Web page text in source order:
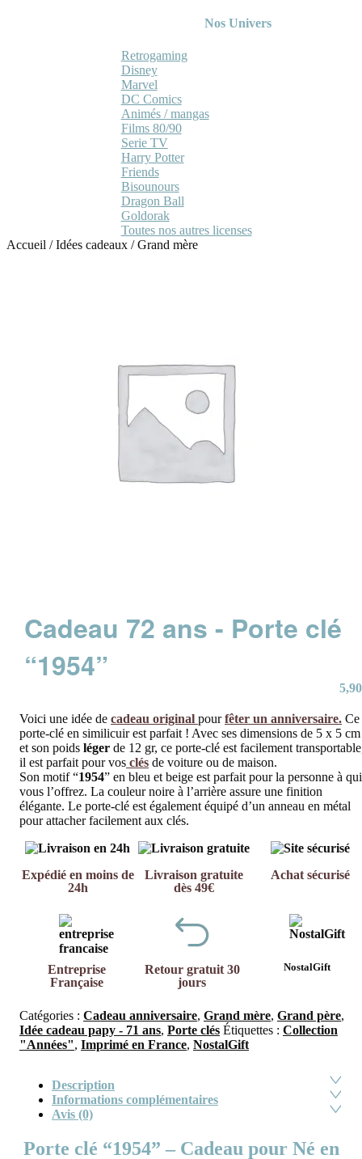
Nos Univers
Retrogaming
Disney
Marvel
DC Comics
Animés / mangas
Films 80/90
Serie TV
Harry Potter
Friends
Bisounours
Dragon Ball
Goldorak
Toutes nos autres licenses
Accueil /Idées cadeaux /Grand mère
Cadeau 72 ans - Porte clé
“1954”
5,90
Voici une idée de cadeau original pourfêter un anniversaire. Ce
porte-clé en similicuir est parfait ! Avec ses dimensions de 5 x 5 cm
et son poids léger de 12 gr, ce porte-clé est facilement
il est parfait pour vos clés de voiture ou de maison.
Son motif “1954” en bleu et beige est parfait pour la personne à qui
vous l’offrez. La couleur noire à l’arrière assure une finition
élégante. Le porte-clé est également équipé d’un anneau en métal
pour attacher facilement aux clés.
Expédié en moins de
24h
Livraison gratuite
dès 49€
Achat sécurisé
Entreprise
Française
Retour gratuit 30
jours
NostalGift
Catégories : Cadeau anniversaire, Grand mère, Grand père,
Idée cadeau papy - 71 ans, Porte clés Étiquettes : Collection
"Années", Imprimé en France, NostalGift
Description
Informations complémentaires
Avis (0)
Porte clé “1954” – Cadeau pour Né en